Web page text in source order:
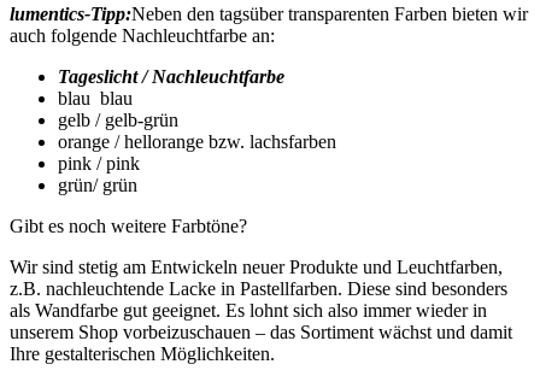
lumentics-Tipp:Neben den tagsüber transparenten Farben bieten wir
auch folgende Nachleuchtfarbe an:
Tageslicht / Nachleuchtfarbe
blau blau
gelb / gelb-grün
orange / hellorange bzw. lachsfarben
pink / pink
grün/ grün
Gibt es noch weitere Farbtöne?
Wir sind stetig am Entwickeln neuer Produkte und Leuchtfarben,
z.B. nachleuchtende Lacke in Pastellfarben. Diese sind besonders
als Wandfarbe gut geeignet. Es lohnt sich also immer wieder in
unserem Shop vorbeizuschauen – das Sortiment wächst und damit
Ihre gestalterischen Möglichkeiten.